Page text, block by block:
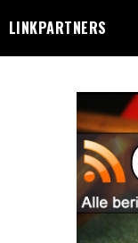
LINKPARTNERS